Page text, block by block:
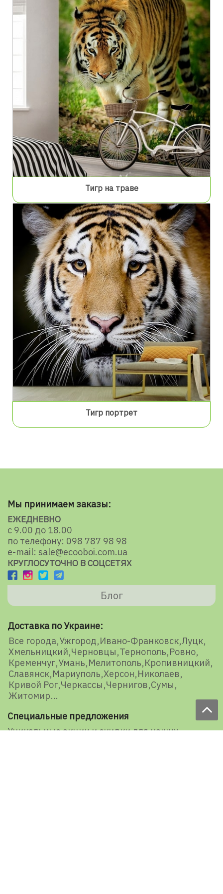
Тигр на траве
Тигр портрет
Мы принимаем заказы:
ЕЖЕДНЕВНО
с 9.00 до 18.00
по телефону: 098 787 98 98
e-mail: sale@ecooboi.com.ua
КРУГЛОСУТОЧНО В СОЦСЕТЯХ
Блог
Доставка по Украине:
Все города Ужгород Ивано-Франковск Луцк
Хмельницкий Черновцы Тернополь Ровно
Кременчуг Умань Мелитополь Кропивницкий
Славянск Мариуполь Херсон Николаев
Кривой Рог Черкассы Чернигов Сумы
Житомир
Специальные предложения
Уникальные акции и скидки для наших